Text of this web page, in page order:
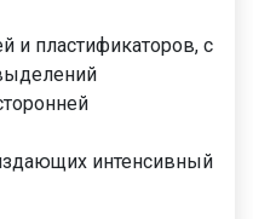
и пластификаторов, с
интенсивный